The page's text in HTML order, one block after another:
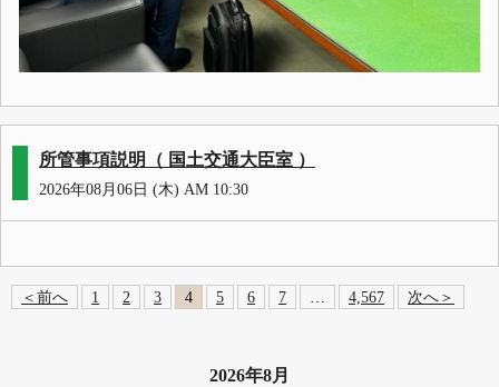
所管事項説明（ 国土交通大臣室 ）
2026年08月06日 (木) AM 10:30
＜前へ 1 2 3 4 5 6 7 … 4,567 次へ＞
2026年8月